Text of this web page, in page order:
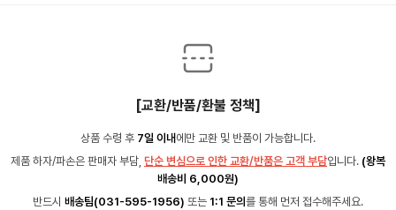
[교환/반품/환불 정책]
상품 수령 후 7일 이내 에만 교환 및 반품이 가능합니다.
제품 하자/파손은 판매자 부담, 단순 변심으로 인한 교환/반품은 고객 부담입니다. (왕복
배송비 6,000원)
반드시 배송팀(031-595-1956) 또는 1:1 문의 를 통해 먼저 접수해주세요.